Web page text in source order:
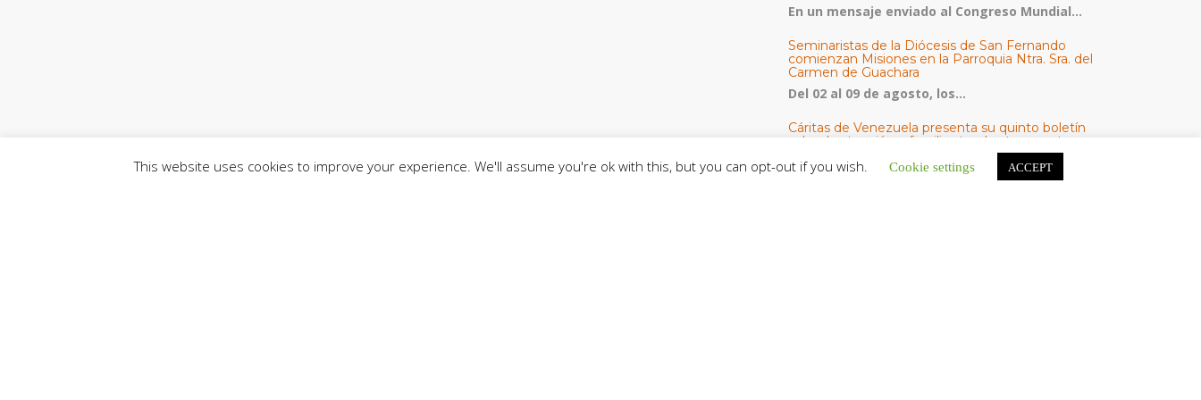
En un mensaje enviado al Congreso Mundial...
Seminaristas de la Diócesis de San Fernando
comienzan Misiones en la Parroquia Ntra. Sra. del
Carmen de Guachara
Del 02 al 09 de agosto, los...
Cáritas de Venezuela presenta su quinto boletín
sobre la atención a familias tras los terremotos
Cáritas de Venezuela publicó este martes 4...
This website uses cookies to improve your experience. We'll assume you're ok with this, but you can opt-out if you wish. Cookie settings ACCEPT